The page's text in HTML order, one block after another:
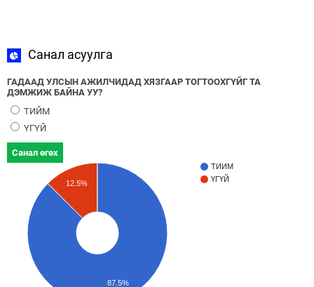
Санал асуулга
ГАДААД УЛСЫН АЖИЛЧИДАД ХЯЗГААР ТОГТООХГҮЙГ ТА
ДЭМЖИЖ БАЙНА УУ?
ТИЙМ
ҮГҮЙ
Санал өгөх
ТИЙМ
ҮГҮЙ
12.5%
87.5%